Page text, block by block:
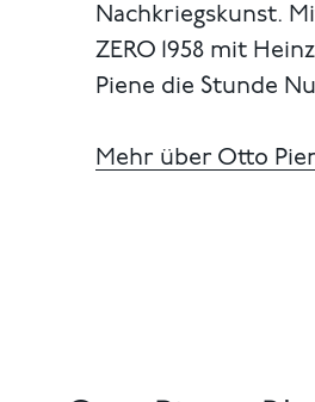
Nachkriegskunst.
ZERO 1958 mit
Piene die Stunde
Mehr über Otto